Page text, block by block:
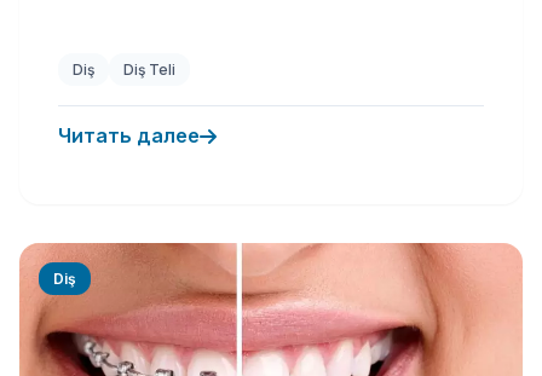
Diş Diş Teli
Читать далее
Diş